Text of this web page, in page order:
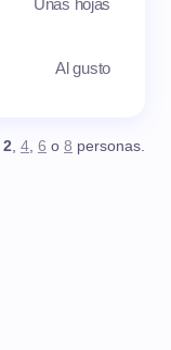
Al gusto
2, 4, 6 o 8 personas.